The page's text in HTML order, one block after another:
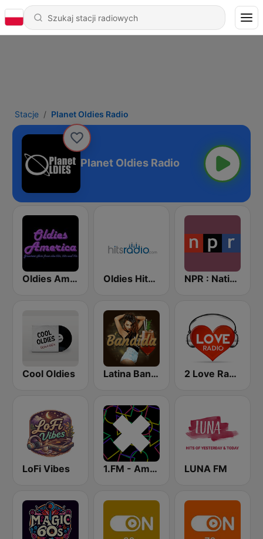
Stacje Planet Oldies Radio
Planet Oldies Radio
Oldies America Oldies Hits - Hits Radio NPR : National Public Radio
Cool Oldies Latina Bandida! 2 Love Radio
LoFi Vibes 1.FM - Amsterdam Trance LUNA FM